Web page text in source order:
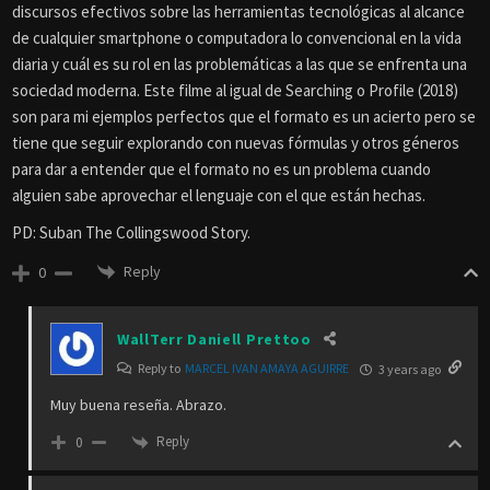
discursos efectivos sobre las herramientas tecnológicas al alcance
de cualquier smartphone o computadora lo convencional en la vida
diaria y cuál es su rol en las problemáticas a las que se enfrenta una
sociedad moderna. Este filme al igual de Searching o Profile (2018)
son para mi ejemplos perfectos que el formato es un acierto pero se
tiene que seguir explorando con nuevas fórmulas y otros géneros
para dar a entender que el formato no es un problema cuando
alguien sabe aprovechar el lenguaje con el que están hechas.
PD: Suban The Collingswood Story.
0 Reply
WallTerr Daniell Prettoo
Reply to MARCEL IVAN AMAYA AGUIRRE 3 years ago
Muy buena reseña. Abrazo.
0 Reply